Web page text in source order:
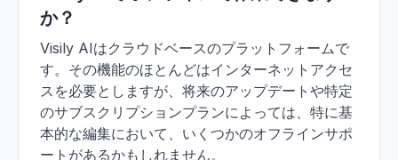
か？
Visily AIはクラウドベースのプラットフォームで
す。その機能のほとんどはインターネットアクセ
スを必要としますが、将来のアップデートや特定
のサブスクリプションプランによっては、特に基
本的な編集において、いくつかのオフラインサポ
ートがあるかもしれません。